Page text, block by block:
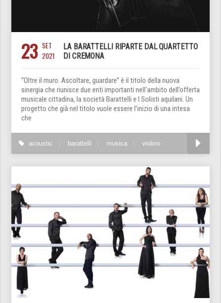
23 SET
2021
LA BARATTELLI RIPARTE DAL QUARTETTO
DI CREMONA
“Oltre il muro. Ascoltare, guardare” è il titolo della nuova
sinergia che riunisce due enti importanti nell’ambito dell’offerta
musicale cittadina, la società Barattelli e I Solisti aquilani. Un
progetto che già nel titolo vuole essere l’inizio di una intesa
che
acoustic barattelli musica violino